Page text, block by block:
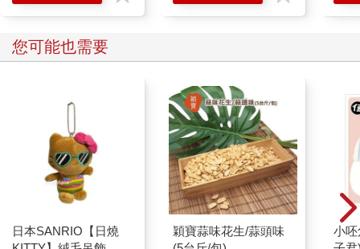
切的人生問題：如果這份禮物就像一把雙面刃，既是祝福也是詛
咒呢？我要如何給自己力量並忠於自己？我要如何帶走我從瀕死
經驗中學到的東西，將它落實到人生中？我要如 何一面保護自
己，一面又保持開放的心，善待別人也善待自己？跟我一樣敏
感，有時敏感到自己承受不住的人，又是如何掌握他們的力量
呢？我個人是別無他法，不知道怎麼辦，但這位薩滿顯然看出了
什麼端倪。
共感人不孤單
結束哥斯大黎加之旅回家後，我研究了如何保護自己、設下界線
的相關資料，有一個名詞一再躍入眼簾：「共感人」。這個名詞
您可能也需要
日本SANRIO【日燒
穎寶蒜味花生/蒜頭味
小